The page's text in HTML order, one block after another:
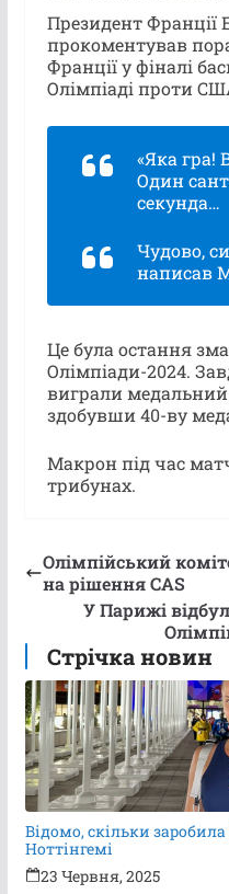
Президент
прокоментував
Франції у фіналі
Олімпіаді проти
«Яка гра!
Один
секунда…
Чудово,
написав
Це була остання
Олімпіади-2024.
виграли медальний
здобувши 40-ву
Макрон під час
трибунах.
Олімпійський
на рішення CAS
У Парижі
Стрічка новин
Відомо, скільки
Ноттінгемі
23 Червня, 2025